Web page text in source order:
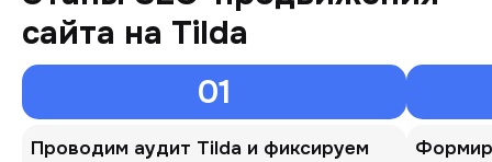
сайта на Tilda
01
Проводим аудит Tilda и фиксируем